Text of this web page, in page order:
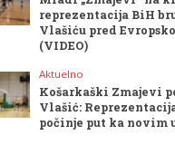
reprezentacija BiH
Vlašiću pred
(VIDEO)
Aktuelno
Košarkaški Zmajevi
Vlašić:
počinje put ka novim